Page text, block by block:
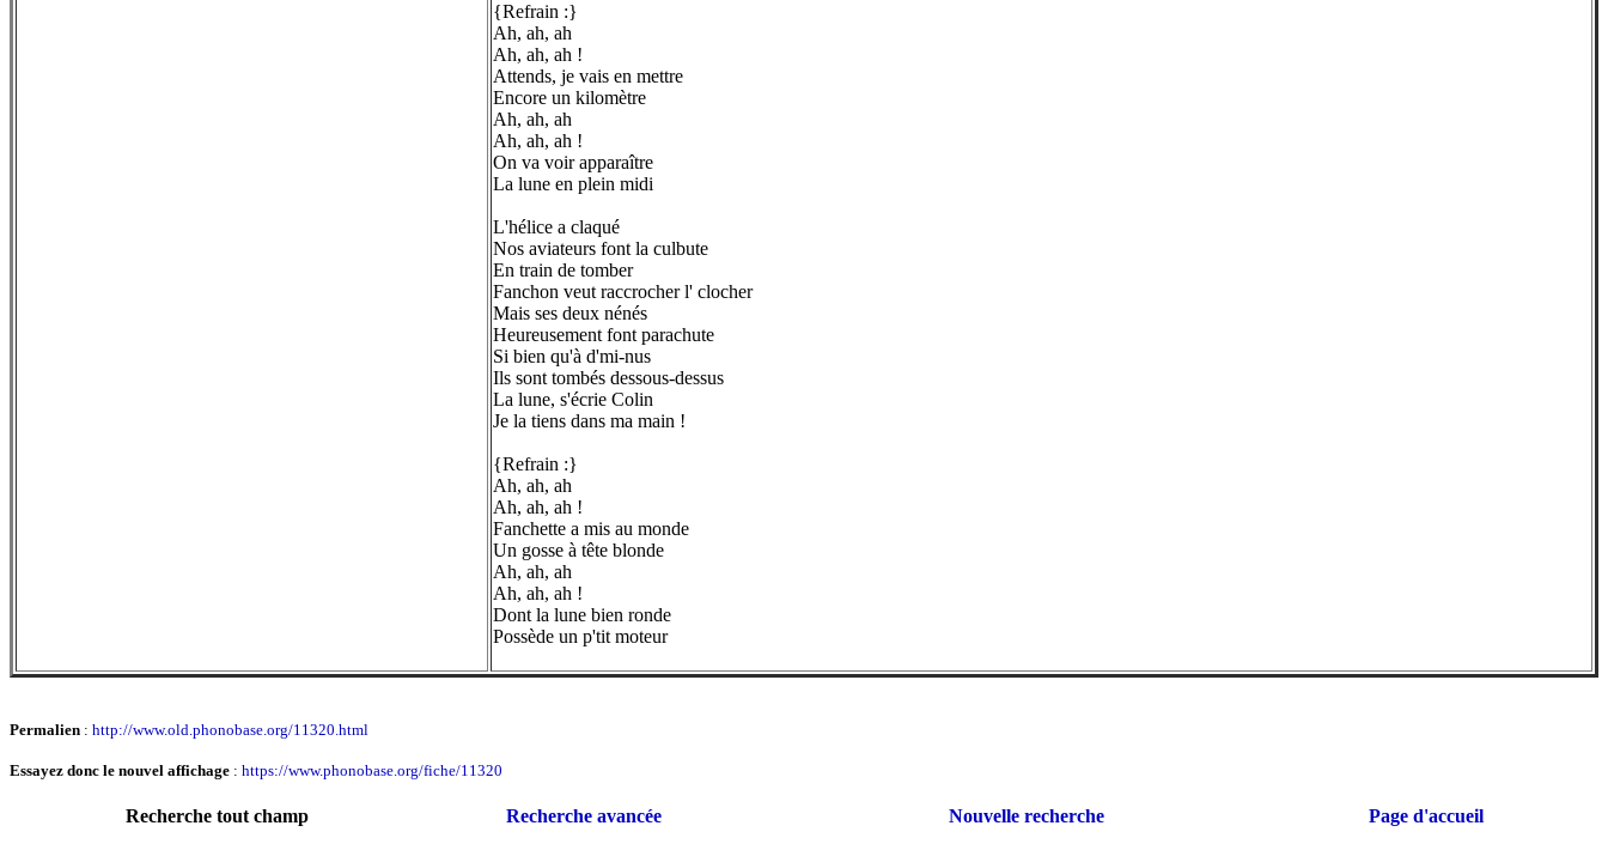
{Refrain :}
Ah, ah, ah
Ah, ah, ah !
Attends, je vais en mettre
Encore un kilomètre
Ah, ah, ah
Ah, ah, ah !
On va voir apparaître
La lune en plein midi
L'hélice a claqué
Nos aviateurs font la culbute
En train de tomber
Fanchon veut raccrocher l' clocher
Mais ses deux nénés
Heureusement font parachute
Si bien qu'à d'mi-nus
Ils sont tombés dessous-dessus
La lune, s'écrie Colin
Je la tiens dans ma main !
{Refrain :}
Ah, ah, ah
Ah, ah, ah !
Fanchette a mis au monde
Un gosse à tête blonde
Ah, ah, ah
Ah, ah, ah !
Dont la lune bien ronde
Possède un p'tit moteur
Permalien : http://www.old.phonobase.org/11320.html
Essayez donc le nouvel affichage : https://www.phonobase.org/fiche/11320
Recherche tout champ Recherche avancée Nouvelle recherche Page d'accueil